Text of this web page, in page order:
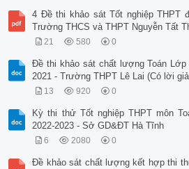
4 Đề thi khảo sát Tốt nghiệp THPT
Trường THCS và THPT Nguyễn Tất
21 580 0
Đề thi khảo sát chất lượng Toán Lớp
2021 - Trường THPT Lê Lai (Có lời
13 920 0
Kỳ thi thử Tốt nghiệp THPT môn
2022-2023 - Sở GD&ĐT Hà Tĩnh
6 2080 0
Đề khảo sát chất lượng kết hợp thi